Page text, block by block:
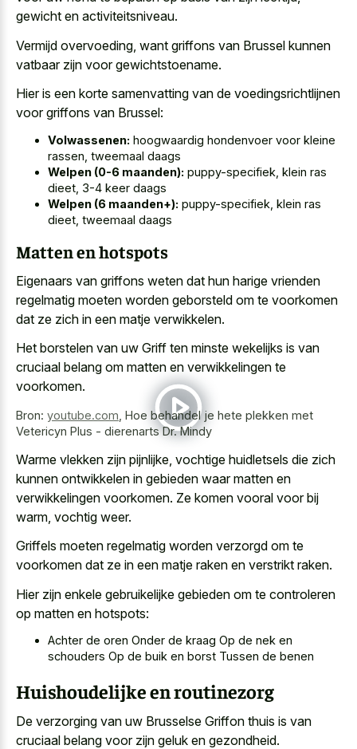
gewicht en activiteitsniveau.
Vermijd overvoeding, want griffons van Brussel kunnen
vatbaar zijn voor gewichtstoename.
Hier is een korte samenvatting van de voedingsrichtlijnen
voor griffons van Brussel:
Volwassenen: hoogwaardig hondenvoer voor kleine
rassen, tweemaal daags
Welpen (0-6 maanden): puppy-specifiek, klein ras
dieet, 3-4 keer daags
Welpen (6 maanden+): puppy-specifiek, klein ras
dieet, tweemaal daags
Matten en hotspots
Eigenaars van griffons weten dat hun harige vrienden
regelmatig moeten worden geborsteld om te voorkomen
dat ze zich in een matje verwikkelen.
Het borstelen van uw Griff ten minste wekelijks is van
cruciaal belang om matten en verwikkelingen te
voorkomen.
Bron: youtube.com Hoe behandel je hete plekken met
Vetericyn Plus - dierenarts Dr. Mindy
Warme vlekken zijn pijnlijke, vochtige huidletsels die zich
kunnen ontwikkelen in gebieden waar matten en
verwikkelingen voorkomen. Ze komen vooral voor bij
warm, vochtig weer.
Griffels moeten regelmatig worden verzorgd om te
voorkomen dat ze in een matje raken en verstrikt raken.
Hier zijn enkele gebruikelijke gebieden om te controleren
op matten en hotspots:
Achter de oren Onder de kraag Op de nek en
schouders Op de buik en borst Tussen de benen
Huishoudelijke en routinezorg
De verzorging van uw Brusselse Griffon thuis is van
cruciaal belang voor zijn geluk en gezondheid.